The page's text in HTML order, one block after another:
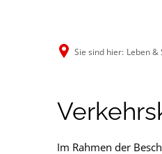
Sie sind hier: Leben &
Straelener
Im Rahmen der